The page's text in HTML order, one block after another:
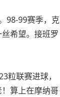
98-99赛季，克
希望。接班罗
粒联赛进球，
算上在摩纳哥